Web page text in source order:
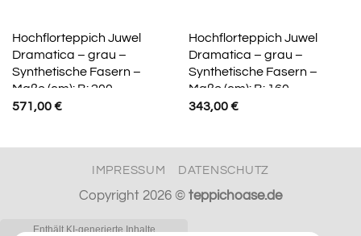
Hochflorteppich Juwel
Dramatica – grau –
Synthetische Fasern –
Maße (cm): B: 200
571,00€
Hochflorteppich Juwel
Dramatica – grau –
Synthetische Fasern –
Maße (cm): B: 160
343,00€
IMPRESSUM DATENSCHUTZ
Copyright 2026 © teppichoase.de